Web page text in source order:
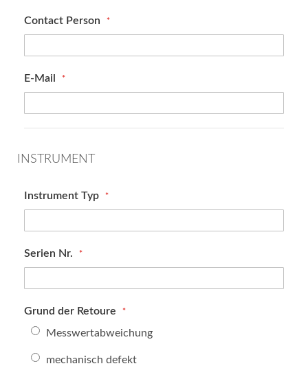
Contact Person
E-Mail
INSTRUMENT
Instrument Typ
Serien Nr.
Grund der Retoure
Messwertabweichung
mechanisch defekt